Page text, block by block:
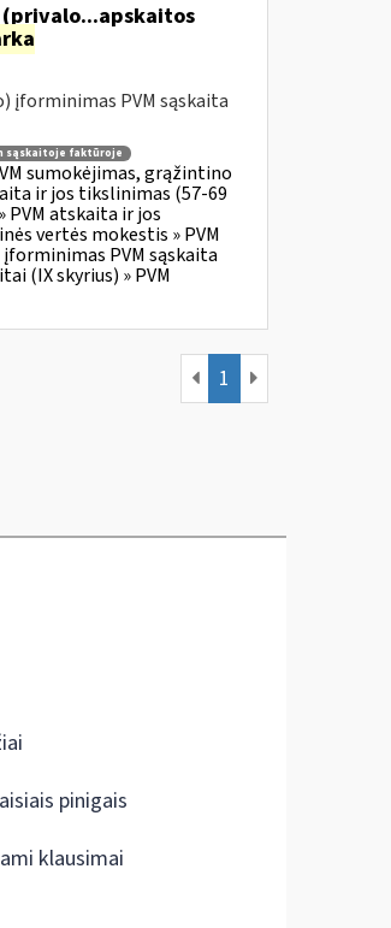
(privalo...apskaitos
įforminimas PVM sąskaita
sąskaitoje faktūroje
sumokėjimas, grąžintino
ir jos tikslinimas (57-69
PVM atskaita ir jos
vertės mokestis » PVM
PVM sąskaita
(IX skyrius) » PVM
1
pinigais
klausimai